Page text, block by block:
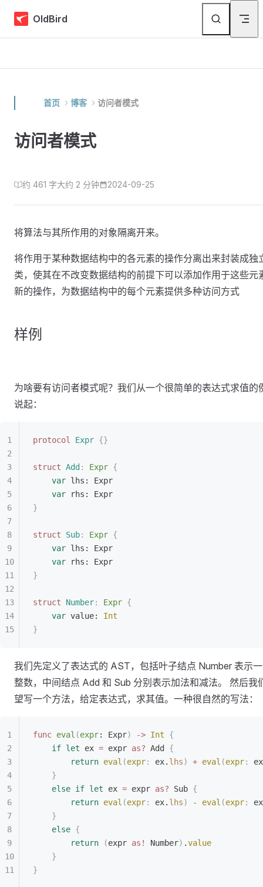
Skip to content
OldBird
首页 博客 访问者模式
访问者模式
约 461 字大约 2 分钟 2024-09-25
将算法与其所作用的对象隔离开来。
将作用于某种数据结构中的各元素的操作分离出来封装成独
类，使其在不改变数据结构的前提下可以添加作用于这些元
新的操作，为数据结构中的每个元素提供多种访问方式
样例
为啥要有访问者模式呢？我们从一个很简单的表达式求值的
说起：
protocol Expr {}
struct Add : Expr {
    var
lhs: Expr
    var
rhs: Expr
}
struct Sub: Expr {
    var
lhs: Expr
    var
rhs: Expr
}
struct Number: Expr {
    var
value: Int
}
我们先定义了表达式的 AST，包括叶子结点 Number 表示
整数，中间结点 Add 和 Sub 分别表示加法和减法。 然后我
望写一个方法，给定表达式，求其值。一种很自然的写法：
func eval (expr: Expr) -> Int {
    if
let ex = expr as? Add {
        return
eval (expr: ex. lhs) + eval (expr:
    }
    else
if let ex = expr as? Sub {
        return
eval (expr: ex. lhs) - eval (expr:
    }
    else
{
        return
(expr as! Number) .value
    }
}